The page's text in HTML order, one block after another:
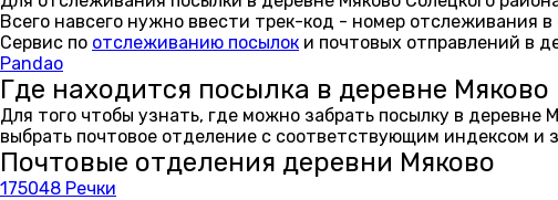
Всего навсего нужно ввести трек-код - номер отслеживания
Сервис по отслеживанию посылок и почтовых отправлений в
Pandao
Где находится посылка в деревне Мяково
Для того чтобы узнать, где можно забрать посылку в
выбрать почтовое отделение с соответствующим индексом и
Почтовые отделения деревни Мяково
175048 Речки